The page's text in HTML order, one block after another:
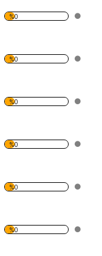
%0
%0
%0
%0
%0
%0